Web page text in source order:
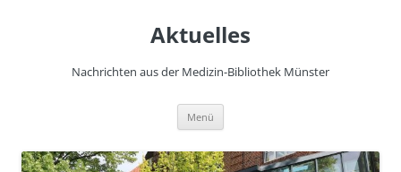
Aktuelles
Nachrichten aus der Medizin-Bibliothek Münster
Menü